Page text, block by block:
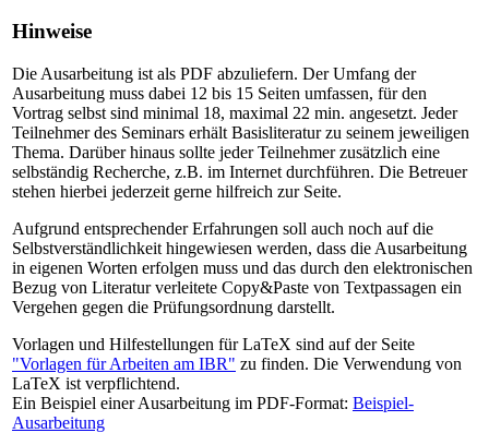
Hinweise
Die Ausarbeitung ist als PDF abzuliefern. Der Umfang der
Ausarbeitung muss dabei 12 bis 15 Seiten umfassen, für den
Vortrag selbst sind minimal 18, maximal 22 min. angesetzt. Jeder
Teilnehmer des Seminars erhält Basisliteratur zu seinem jeweiligen
Thema. Darüber hinaus sollte jeder Teilnehmer zusätzlich eine
selbständig Recherche, z.B. im Internet durchführen. Die Betreuer
stehen hierbei jederzeit gerne hilfreich zur Seite.
Aufgrund entsprechender Erfahrungen soll auch noch auf die
Selbstverständlichkeit hingewiesen werden, dass die Ausarbeitung
in eigenen Worten erfolgen muss und das durch den elektronischen
Bezug von Literatur verleitete Copy&Paste von Textpassagen ein
Vergehen gegen die Prüfungsordnung darstellt.
Vorlagen und Hilfestellungen für LaTeX sind auf der Seite
"Vorlagen für Arbeiten am IBR" zu finden. Die Verwendung von
LaTeX ist verpflichtend.
Ein Beispiel einer Ausarbeitung im PDF-Format: Beispiel-
Ausarbeitung